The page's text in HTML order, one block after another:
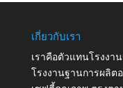
เกี่ยวกับเรา
เราคือตัวแทนโรงงา
โรงงานฐานการผลิต